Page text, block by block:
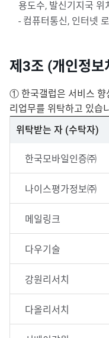
용도수, 발신기지국 위
- 컴퓨터통신, 인터넷
제3조 (개인정보
① 한국갤럽은 서비스 향
리업무를 위탁하고 있습
위탁받는 자 (수탁자)
한국모바일인증㈜
나이스평가정보㈜
메일링크
다우기술
강원리서치
다올리서치